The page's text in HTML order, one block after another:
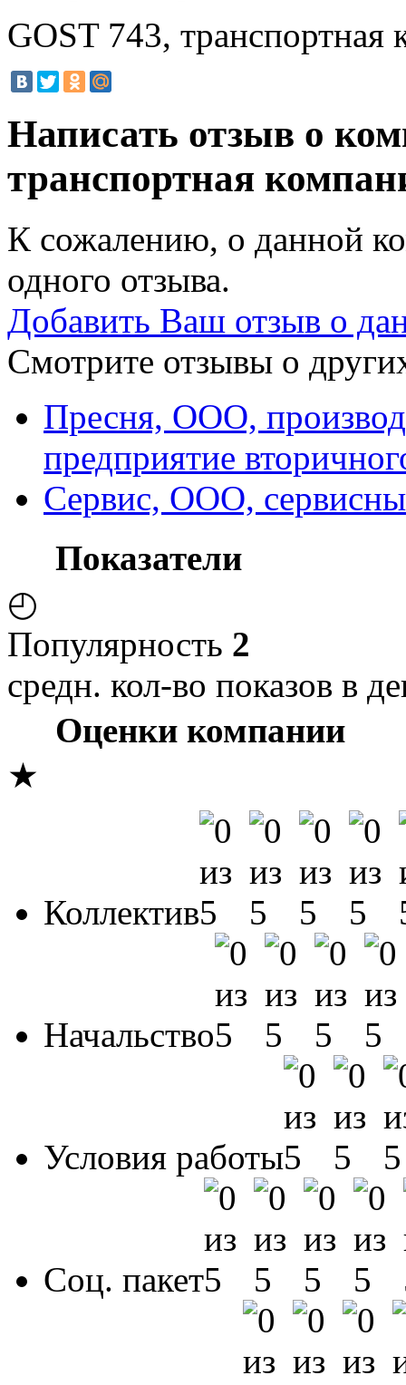
GOST 743, транспортная
Написать отзыв о
транспортная
К сожалению, о данной
одного отзыва.
Добавить Ваш отзыв о
Смотрите отзывы о
Пресня, ООО,
предприятие
Сервис, ООО,
Показатели
◴
Популярность 2
средн. кол-во показов в
Оценки компании
★
Коллектив
Начальство
Условия работы
Соц. пакет